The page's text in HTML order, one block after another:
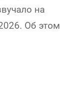
на
Об этом